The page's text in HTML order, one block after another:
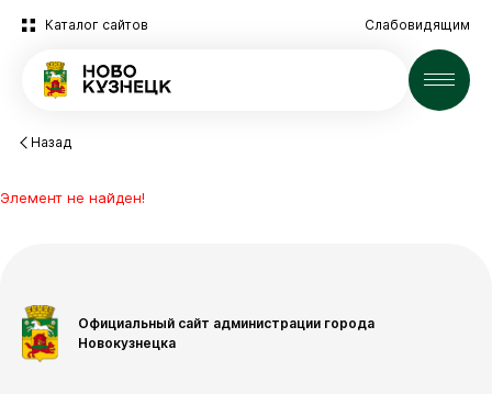
Каталог сайтов Слабовидящим
Новости
Администрация
Назад
Элемент не найден!
Официальный сайт администрации города
Новокузнецка